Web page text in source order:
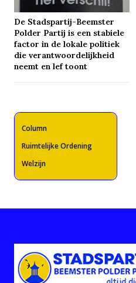
De Stadspartij-Beemster
Polder Partij is een stabiele
factor in de lokale politiek
die verantwoordelijkheid
neemt en lef toont
Column
Ruimtelijke Ordening
Welzijn